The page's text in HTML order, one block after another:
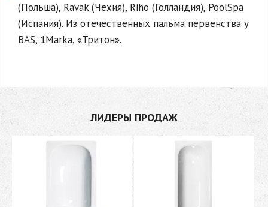
(Польша), Ravak (Чехия), Riho (Голландия), PoolSpa
(Испания). Из отечественных пальма первенства у
BAS, 1Marka, «Тритон».
ЛИДЕРЫ ПРОДАЖ